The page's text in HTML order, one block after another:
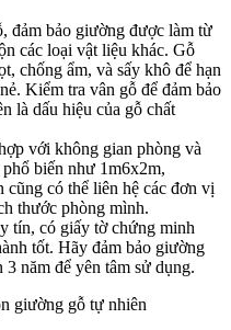
đảm bảo giường được làm từ
các loại vật liệu khác. Gỗ
chống ẩm, và sấy khô để hạn
Kiểm tra vân gỗ để đảm bảo
là dấu hiệu của gỗ chất
với không gian phòng và
biến như 1m6x2m,
có thể liên hệ các đơn vị
thước phòng mình.
tín, có giấy tờ chứng minh
tốt. Hãy đảm bảo giường
năm để yên tâm sử dụng.